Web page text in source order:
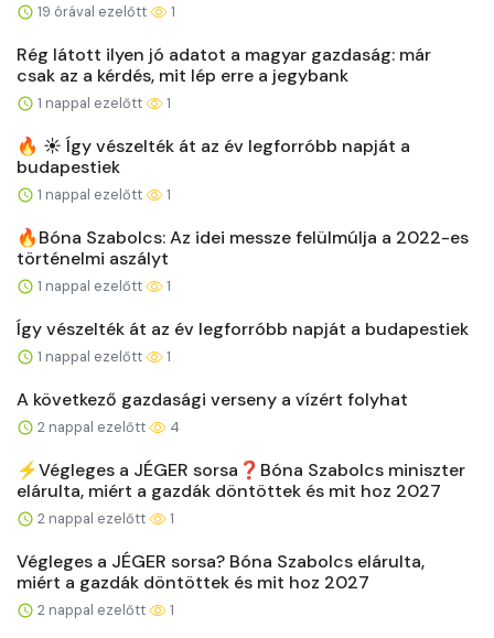
19 órával ezelőtt 1
Rég látott ilyen jó adatot a magyar gazdaság: már
csak az a kérdés, mit lép erre a jegybank
1 nappal ezelőtt 1
🔥 ☀️ Így vészelték át az év legforróbb napját a
budapestiek
1 nappal ezelőtt 1
🔥Bóna Szabolcs: Az idei messze felülmúlja a 2022-es
történelmi aszályt
1 nappal ezelőtt 1
Így vészelték át az év legforróbb napját a budapestiek
1 nappal ezelőtt 1
A következő gazdasági verseny a vízért folyhat
2 nappal ezelőtt 4
⚡️Végleges a JÉGER sorsa❓Bóna Szabolcs miniszter
elárulta, miért a gazdák döntöttek és mit hoz 2027
2 nappal ezelőtt 1
Végleges a JÉGER sorsa? Bóna Szabolcs elárulta,
miért a gazdák döntöttek és mit hoz 2027
2 nappal ezelőtt 1